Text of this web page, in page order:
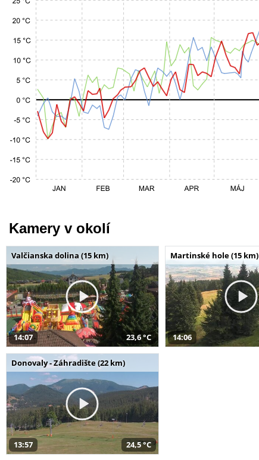
Kamery v okolí
Valčianska dolina (15 km)
14:07 23,6 °C
Martinské hole (15 km)
14:06
Donovaly - Záhradište (22 km)
13:57 24,5 °C